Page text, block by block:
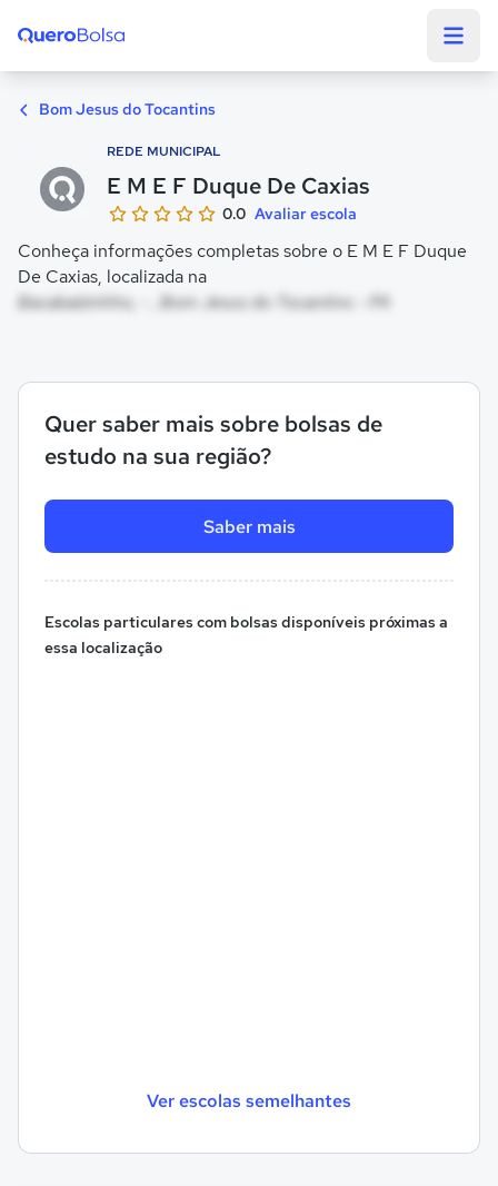
Bom Jesus do Tocantins
REDE MUNICIPAL
E M E F Duque De Caxias
0.0 Avaliar escola
Conheça informações completas sobre o E M E F Duque
De Caxias, localizada na
Bacabalzinhho, - , Bom Jesus do Tocantins - PA
Quer saber mais sobre bolsas de
estudo na sua região?
Saber mais
Escolas particulares com bolsas disponíveis próximas a
essa localização
Ver escolas semelhantes